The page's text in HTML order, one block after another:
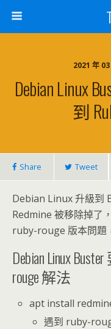
2021 年
Debian Linux
到
Share Tweet
Debian Linux 升級到
Redmine 被移除掉了
ruby-rouge 版本問題
Debian Linux
rouge 解法
apt install
遇到 ruby-